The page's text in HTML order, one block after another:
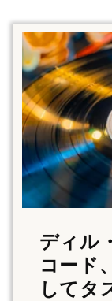
ディル
コード
してタ